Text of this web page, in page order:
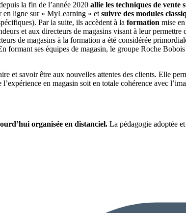
la fin de l’année 2020 allie les techniques de vente
en ligne sur « MyLearning » et suivre des modules
Par la suite, ils accèdent à la formation mise
et aux directeurs de magasins visant à leur
de magasins à la formation a été considérée
formant ses équipes de magasin, le groupe Roche
et savoir être aux nouvelles attentes des clients. Elle
en magasin soit en totale cohérence avec
organisée en distanciel. La pédagogie adoptée